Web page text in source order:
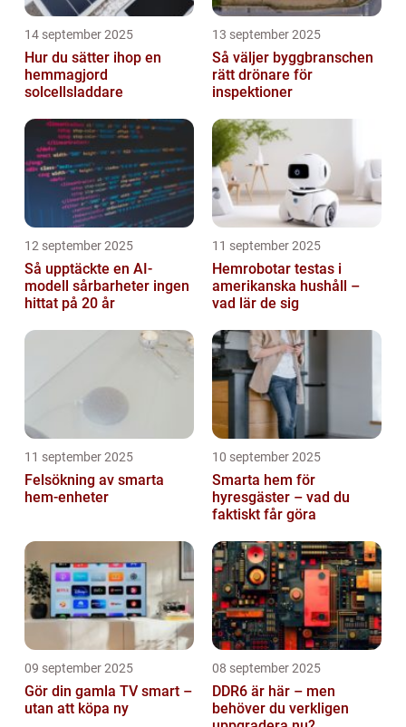
14 september 2025
Hur du sätter ihop en
hemmagjord
solcellsladdare
13 september 2025
Så väljer byggbranschen
rätt drönare för
inspektioner
12 september 2025
Så upptäckte en AI-
modell sårbarheter ingen
hittat på 20 år
11 september 2025
Hemrobotar testas i
amerikanska hushåll –
vad lär de sig
11 september 2025
Felsökning av smarta
hem-enheter
10 september 2025
Smarta hem för
hyresgäster – vad du
faktiskt får göra
09 september 2025
Gör din gamla TV smart –
utan att köpa ny
08 september 2025
DDR6 är här – men
behöver du verkligen